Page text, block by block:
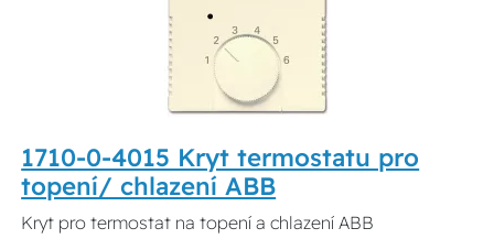
1710-0-4015 Kryt termostatu pro
topení/ chlazení ABB
Kryt pro termostat na topení a chlazení ABB